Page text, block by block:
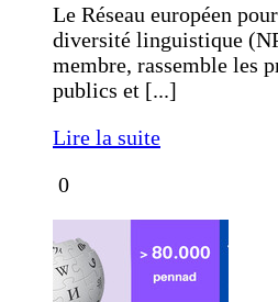
Le Réseau européen
diversité linguistique
membre, rassemble les
publics et [...]
Lire la suite
0